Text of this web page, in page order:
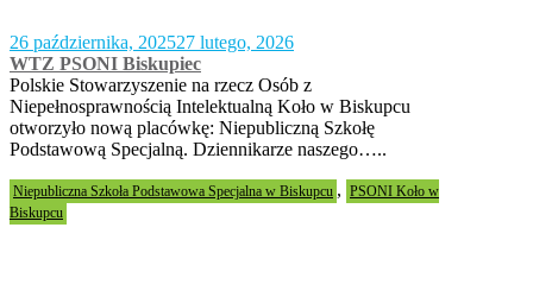
26 października, 202527 lutego, 2026
WTZ PSONI Biskupiec
Polskie Stowarzyszenie na rzecz Osób z
Niepełnosprawnością Intelektualną Koło w Biskupcu
otworzyło nową placówkę: Niepubliczną Szkołę
Podstawową Specjalną. Dziennikarze naszego…..
Niepubliczna Szkoła Podstawowa Specjalna w Biskupcu , PSONI Koło w
Biskupcu